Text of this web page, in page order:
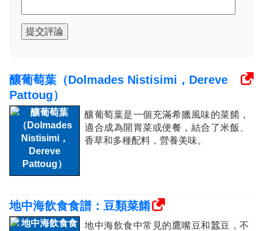
提交評論
釀葡萄葉（Dolmades Nistisimi，Dereve
Pattoug）
釀葡萄葉是一個充滿希臘風味的菜餚，
適合成為開胃菜或便餐，結合了米飯、
香草和多種配料，營養美味。
地中海飲食食譜：豆類菜餚
地中海飲食中常見的鷹嘴豆和蠶豆，不